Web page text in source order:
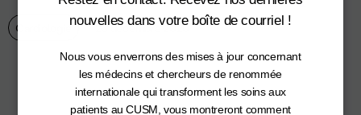
Cardiologie 20 décembre 2020
nouvelles dans votre boîte de courriel !
Nous vous enverrons des mises à jour concernant
les médecins et chercheurs de renommée
internationale qui transforment les soins aux
patients au CUSM, vous montreront comment